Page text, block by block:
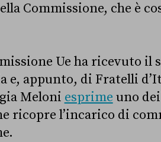
Commissione, che è
Ue ha ricevuto il
appunto, di Fratelli
Meloni esprime uno
ricopre l’incarico di